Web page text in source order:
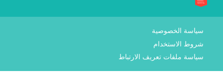
سياسة الخصوصية
شروط الاستخدام
سياسة ملفات تعريف الارتباط